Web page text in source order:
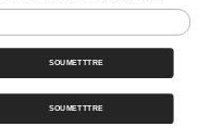
SOUMETTTRE
SOUMETTTRE